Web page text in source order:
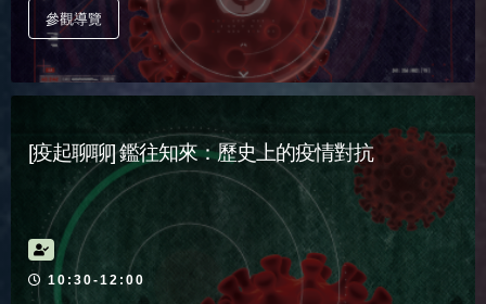
參觀導覽
[疫起聊聊] 鑑往知來：歷史上的疫情對抗
活動時間
10:30-12:00